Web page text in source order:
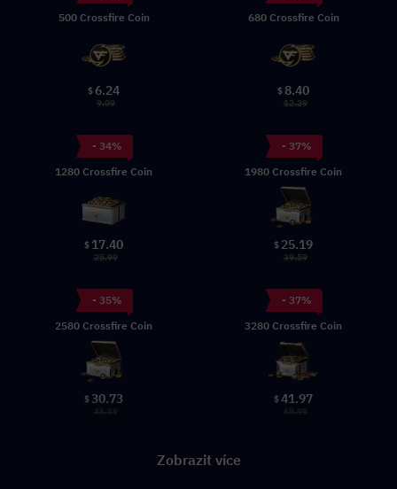
500 Crossfire Coin
$ 6.24
9.09
680 Crossfire Coin
$ 8.40
12.29
- 34%
1280 Crossfire Coin
$ 17.40
25.99
- 37%
1980 Crossfire Coin
$ 25.19
39.59
- 35%
2580 Crossfire Coin
$ 30.73
46.59
- 37%
3280 Crossfire Coin
$41.97
65.99
Zobrazit více